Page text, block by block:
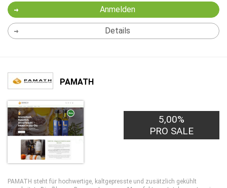
Anmelden
Details
PAMATH
5,00%
PRO SALE
PAMATH steht für hochwertige, kaltgepresste und zusätzlich gekühlt